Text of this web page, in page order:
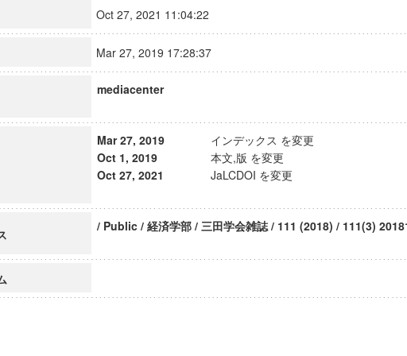
Oct 27, 2021 11:04:22
Mar 27, 2019 17:28:37
mediacenter
Mar 27, 2019
インデックス を変更
Oct 1, 2019
本文,版 を変更
Oct 27, 2021
JaLCDOI を変更
/ Public / 経済学部 / 三田学会雑誌 / 111 (2018) / 111(3)